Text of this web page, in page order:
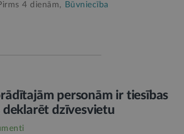
4 dienām, Būvniecība
personām ir tiesības
deklarēt dzīvesvietu